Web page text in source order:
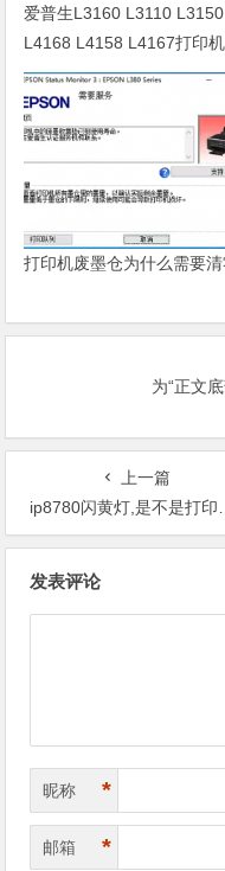
爱普生L3160 L3110 L3150
L4168 L4158 L4167打印
清零软件
打印机废墨仓为什么需要清
为“正文
上一篇
ip8780闪黄灯,是不是打印机过段时间就会出现这种情况？
发表评论
昵称 *
邮箱 *